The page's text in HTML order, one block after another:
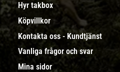
Hyr takbox
Köpvillkor
Kontakta oss - Kundtjänst
Vanliga frågor och svar
Mina sidor